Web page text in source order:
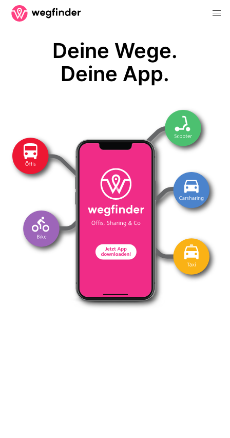
Deine Wege.
Deine App.